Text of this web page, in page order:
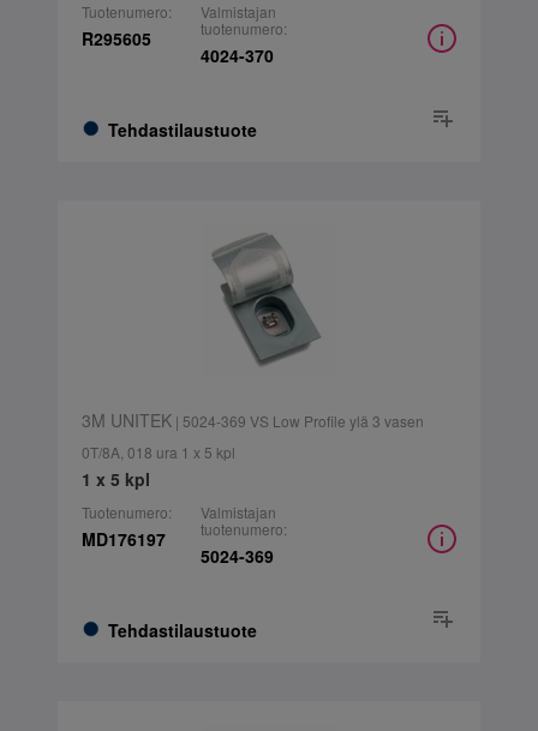
Tuotenumero:
R295605
Tehdastilaustuote
Valmistajan
tuotenumero:
4024-370
3M UNITEK| 5024-369 VS Low Profile ylä 3 vasen
0T/8A, 018 ura 1 x 5 kpl
1 x 5 kpl
Tuotenumero:
MD176197
Tehdastilaustuote
Valmistajan
tuotenumero:
5024-369